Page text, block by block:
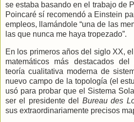
se estaba basando en el trabajo de
Poincaré sí recomendó a Einstein
empleos, llamándole “una de las
las que nunca me haya tropezado”.
En los primeros años del siglo XX,
matemáticos más destacados
teoría cualitativa moderna de
nuevo campo de la topología (el
usó para probar que el Sistema
ser el
presidente del Bureau des
sus extraordinariamente precisos